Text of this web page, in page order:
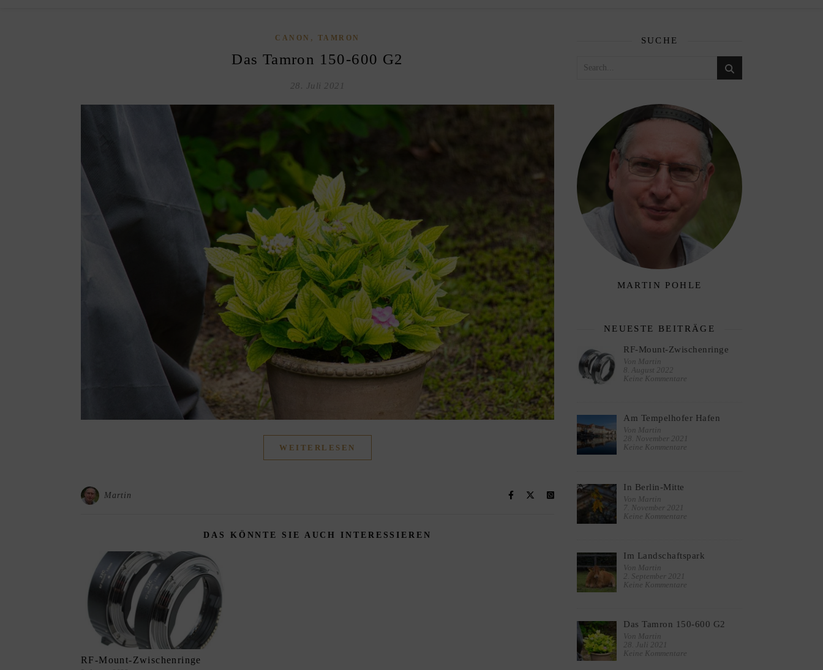
CANON , TAMRON
Das Tamron 150-600 G2
28. Juli 2021
WEITERLESEN
Martin
DAS KÖNNTE SIE AUCH INTERESSIEREN
RF-Mount-Zwischenringe
SUCHE
MARTIN POHLE
NEUESTE BEITRÄGE
RF-Mount-Zwischenringe
Von Martin
8. August 2022
Keine Kommentare
Am Tempelhofer Hafen
Von Martin
28. November 2021
Keine Kommentare
In Berlin-Mitte
Von Martin
7. November 2021
Keine Kommentare
Im Landschaftspark
Von Martin
2. September 2021
Keine Kommentare
Das Tamron 150-600 G2
Von Martin
28. Juli 2021
Keine Kommentare